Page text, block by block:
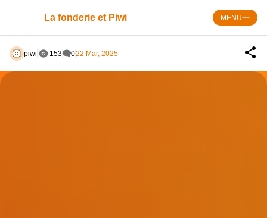
La fonderie et Piwi MENU
piwi 153 022 Mar, 2025